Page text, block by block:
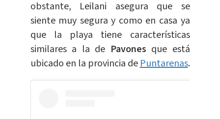
obstante, Leilani asegura que se
siente muy segura y como en casa ya
que la playa tiene características
similares a la de Pavones que está
ubicado en la provincia dePuntarenas.